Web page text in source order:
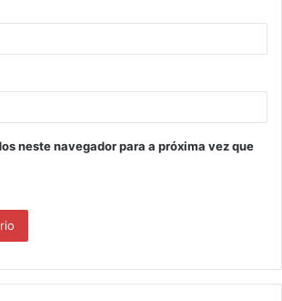
neste navegador para a próxima vez que